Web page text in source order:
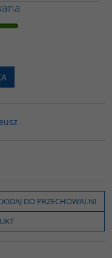
DO PRZECHOWALNI